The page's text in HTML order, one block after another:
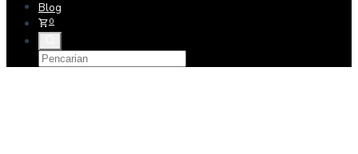
Blog
0